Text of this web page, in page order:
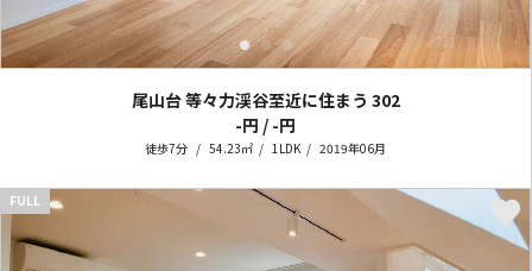
尾山台 等々力渓谷至近に住まう 302
-円 / -円
徒歩7分 54.23㎡ 1LDK 2019年06月
FULL